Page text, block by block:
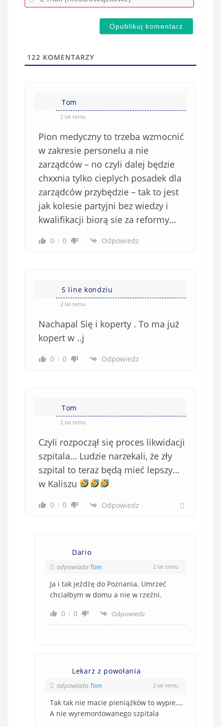
e
w
-
(
122 KOMENTARZY
Tom
2 lat temu
Pion medyczny to trzeba wzmocnić
w zakresie personelu a nie
zarządców – no czyli dalej będzie
chxxnia tylko cieplych posadek dla
zarządców przybędzie – tak to jest
jak kolesie partyjni bez wiedzy i
kwalifikacji biorą sie za reformy…
0 0 Odpowiedz
S line kondziu
2 lat temu
Nachapal Się i koperty . To ma już
kopert w ..j
0 0 Odpowiedz
Tom
2 lat temu
Czyli rozpoczął się proces likwidacji
szpitala… Ludzie narzekali, że zły
szpital to teraz będą mieć lepszy…
w Kaliszu
0 0 Odpowiedz
Dario
odpowiada Tom 2 lat temu
Ja i tak jeżdżę do Poznania. Umrzeć
chciałbym w domu a nie w rzeźni.
0
0 Odpowiedz
Lekarz z powołania
odpowiada Tom 2 lat temu
Tak tak nie macie pieniążków to wypie….
A nie wyremontowanego szpitala